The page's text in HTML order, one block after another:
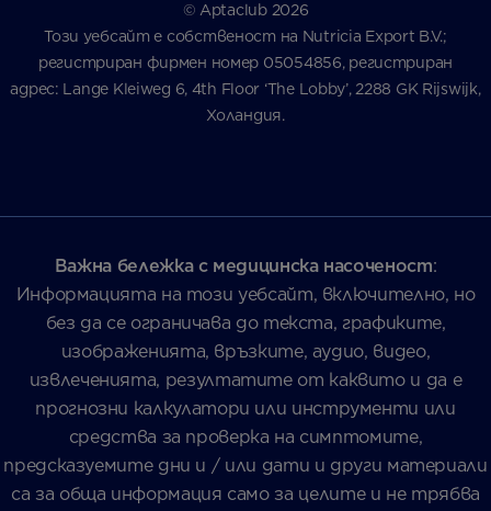
© Aptaclub 2026
Този уебсайт е собственост на Nutricia Export B.V.;
регистриран фирмен номер 05054856, регистриран
адрес: Lange Kleiweg 6, 4th Floor ‘The Lobby’, 2288 GK Rijswijk,
Холандия.
Важна бележка с медицинска насоченост:
Информацията на този уебсайт, включително, но
без да се ограничава до текста, графиките,
изображенията, връзките, аудио, видео,
извлеченията, резултатите от каквито и да е
прогнозни калкулатори или инструменти или
средства за проверка на симптомите,
предсказуемите дни и / или дати и други материали
са за обща информация само за целите и не трябва